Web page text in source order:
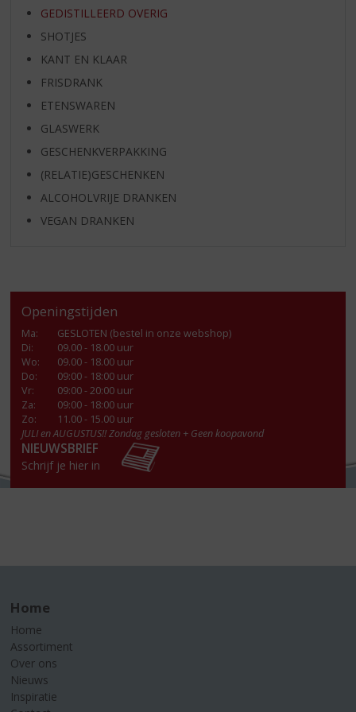
GEDISTILLEERD OVERIG
SHOTJES
KANT EN KLAAR
FRISDRANK
ETENSWAREN
GLASWERK
GESCHENKVERPAKKING
(RELATIE)GESCHENKEN
ALCOHOLVRIJE DRANKEN
VEGAN DRANKEN
Openingstijden
Ma:
GESLOTEN (bestel in onze webshop)
Di:
09.00 - 18.00 uur
Wo:
09.00 - 18.00 uur
Do:
09:00 - 18:00 uur
Vr:
09:00 - 20:00 uur
Za:
09:00 - 18:00 uur
Zo:
11.00 - 15.00 uur
JULI en AUGUSTUS!! Zondag gesloten + Geen koopavond
NIEUWSBRIEF
Schrijf je hier in
Home
Home
Assortiment
Over ons
Nieuws
Inspiratie